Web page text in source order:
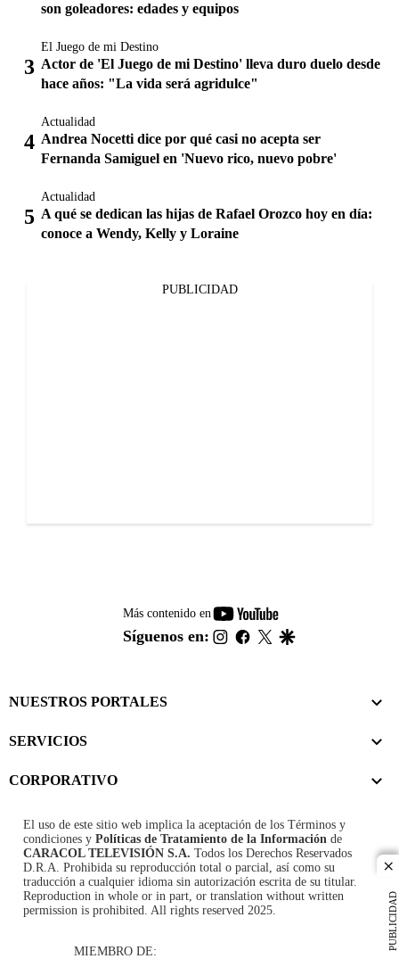
PUBLICIDAD
son goleadores: edades y equipos
El Juego de mi Destino
Actor de 'El Juego de mi Destino' lleva duro duelo desde
hace años: "La vida será agridulce"
Actualidad
Andrea Nocetti dice por qué casi no acepta ser
Fernanda Samiguel en 'Nuevo rico, nuevo pobre'
Actualidad
A qué se dedican las hijas de Rafael Orozco hoy en día:
conoce a Wendy, Kelly y Loraine
PUBLICIDAD
Más contenido en
youtube-
footer
Síguenos en: instagram
facebook
twitter
NUESTROS PORTALES
SERVICIOS
CORPORATIVO
El uso de este sitio web implica la aceptación de los Términos y
condiciones y Políticas de Tratamiento de la Información de
CARACOL TELEVISIÓN S.A. Todos los Derechos Reservados
D.R.A. Prohibida su reproducción total o parcial, así como su
traducción a cualquier idioma sin autorización escrita de su titular.
Reproduction in whole or in part, or translation without written
permission is prohibited. All rights reserved 2025.
MIEMBRO DE: